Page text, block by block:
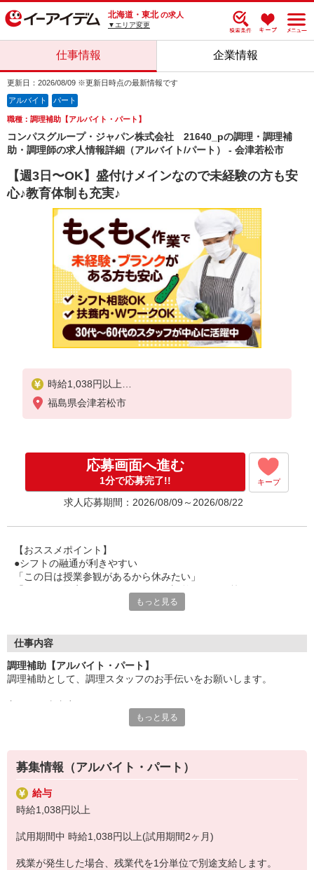
北海道・東北 の求人
▼エリア変更
仕事情報 企業情報
更新日：2026/08/09 ※更新日時点の最新情報です
アルバイト パート
職種：調理補助【アルバイト・パート】
コンパスグループ・ジャパン株式会社 21640_pの調理・調理補
助・調理師の求人情報詳細（アルバイト/パート） - 会津若松市
【週3日〜OK】盛付けメインなので未経験の方も安
心♪教育体制も充実♪
時給1,038円以上
試用期間中 時給1,038円以上(試用期間2ヶ月)
ます。
福島県会津若松市
応募画面へ進む
1分で応募完了!! キープ
求人応募期間：2026/08/09～2026/08/22
【おススメポイント】
●シフトの融通が利きやすい
「この日は授業参観があるから休みたい」
家庭や趣味の都合にも柔軟に対応しますので、お気軽にご相談く
●20代〜50代の幅広い年代のスタッフが活躍中
躍中
入社後は先輩たちが優しくフォローしながら進めますので、
安心してお仕事を始められます。
【会社について】
給食受託の外資系大手企業、コンパスグループ・ジャパン。
全国約1,500ヵ所で「コントラクトフードサービス」を展開して
います
もっと見る
仕事内容
調理補助【アルバイト・パート】
調理補助として、調理スタッフのお手伝いをお願いします。
〇小鉢や付け合わせをお皿に盛り付ける
調理員が調理を行う為、包丁などは基本的には使いません。
料理が苦手、普段は料理をあまりしないという方もご安心下さい♪
盛り付けのお仕事が終わったら、料理提供の準備や洗い場など、
別の担当のお手伝いをお願いすることもあります◎
もっと見る
募集情報（アルバイト・パート）
給与
時給1,038円以上
試用期間中 時給1,038円以上(試用期間2ヶ月)
残業が発生した場合、残業代を1分単位で別途支給します。